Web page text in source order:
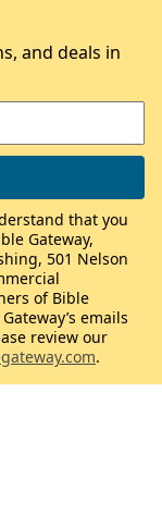
and deals in
that you
Gateway,
501 Nelson
of Bible
emails
review our
.